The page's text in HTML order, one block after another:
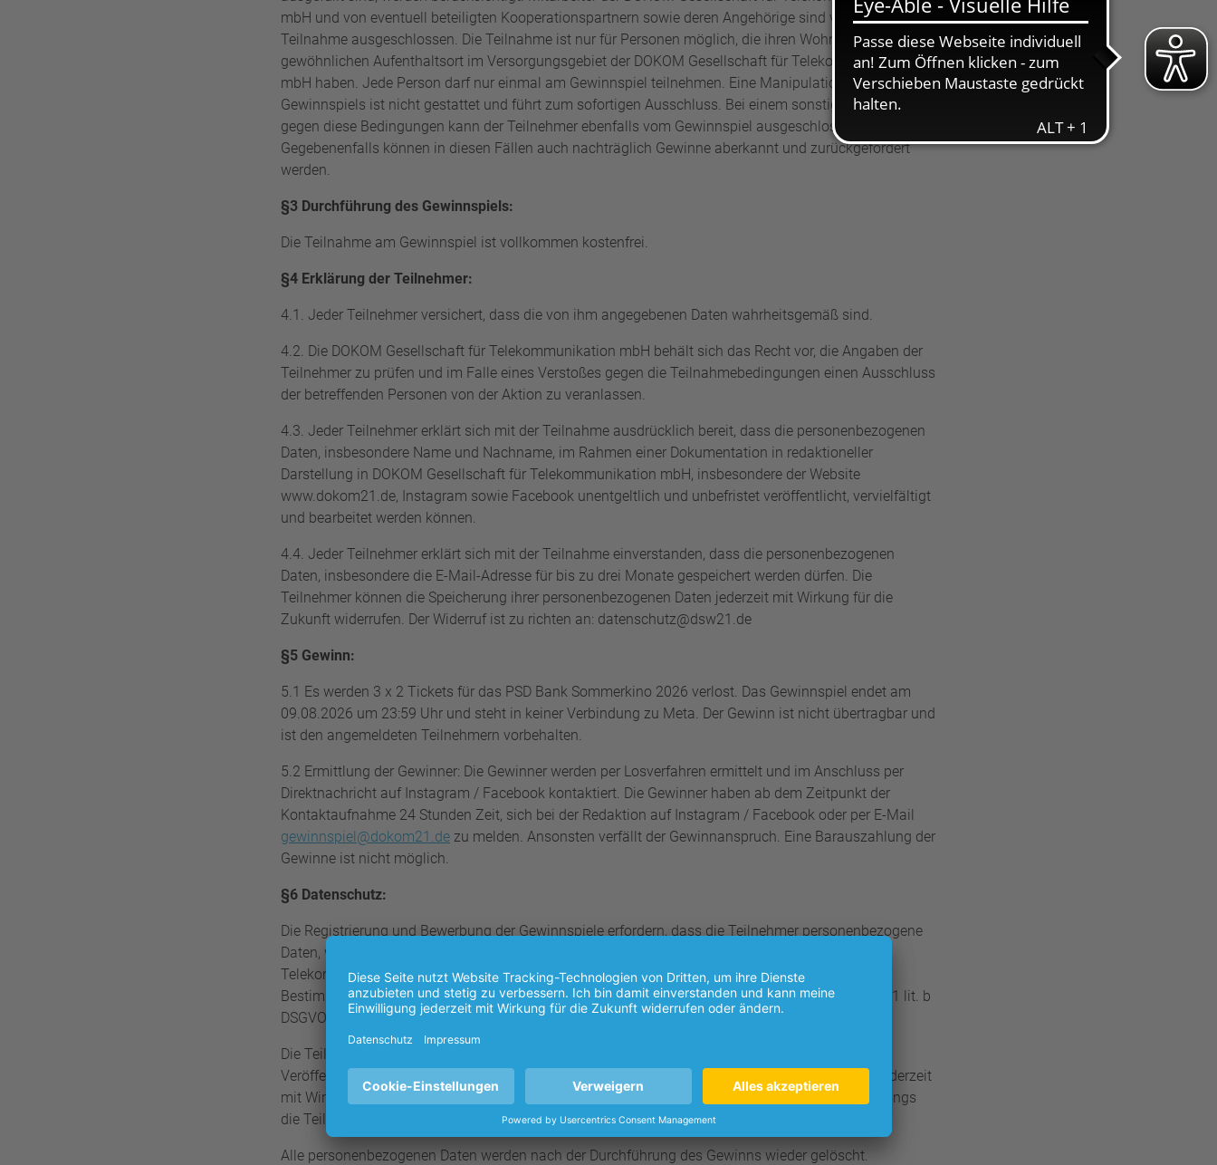
mbH und von eventuell beteiligten Kooperationspartnern sowie deren Angehörige sind von der
Teilnahme ausgeschlossen. Die Teilnahme ist nur für Personen möglich, die ihren Wohnsitz oder
gewöhnlichen Aufenthaltsort im Versorgungsgebiet der DOKOM Gesellschaft für Telekommunikation
mbH haben. Jede Person darf nur einmal am Gewinnspiel teilnehmen. Eine Manipulation des
Gewinnspiels ist nicht gestattet und führt zum sofortigen Ausschluss. Bei einem sonstigen Verstoß
gegen diese Bedingungen kann der Teilnehmer ebenfalls vom Gewinnspiel ausgeschlossen werden.
Gegebenenfalls können in diesen Fällen auch nachträglich Gewinne aberkannt und zurückgefordert
werden.
§3 Durchführung des Gewinnspiels:
Die Teilnahme am Gewinnspiel ist vollkommen kostenfrei.
§4 Erklärung der Teilnehmer:
4.1. Jeder Teilnehmer versichert, dass die von ihm angegebenen Daten wahrheitsgemäß sind.
4.2. Die DOKOM Gesellschaft für Telekommunikation mbH behält sich das Recht vor, die Angaben der
Teilnehmer zu prüfen und im Falle eines Verstoßes gegen die Teilnahmebedingungen einen Ausschluss
der betreffenden Personen von der Aktion zu veranlassen.
4.3. Jeder Teilnehmer erklärt sich mit der Teilnahme ausdrücklich bereit, dass die personenbezogenen
Daten, insbesondere Name und Nachname, im Rahmen einer Dokumentation in redaktioneller
Darstellung in DOKOM Gesellschaft für Telekommunikation mbH, insbesondere der Website
www.dokom21.de, Instagram sowie Facebook unentgeltlich und unbefristet veröffentlicht, vervielfältigt
und bearbeitet werden können.
4.4. Jeder Teilnehmer erklärt sich mit der Teilnahme einverstanden, dass die personenbezogenen
Daten, insbesondere die E-Mail-Adresse für bis zu drei Monate gespeichert werden dürfen. Die
Teilnehmer können die Speicherung ihrer personenbezogenen Daten jederzeit mit Wirkung für die
Zukunft widerrufen. Der Widerruf ist zu richten an: datenschutz@dsw21.de
§5 Gewinn:
5.1 Es werden 3 x 2 Tickets für das PSD Bank Sommerkino 2026 verlost. Das Gewinnspiel endet am
09.08.2026 um 23:59 Uhr und steht in keiner Verbindung zu Meta. Der Gewinn ist nicht übertragbar und
ist den angemeldeten Teilnehmern vorbehalten.
5.2 Ermittlung der Gewinner: Die Gewinner werden per Losverfahren ermittelt und im Anschluss per
Direktnachricht auf Instagram / Facebook kontaktiert. Die Gewinner haben ab dem Zeitpunkt der
Kontaktaufnahme 24 Stunden Zeit, sich bei der Redaktion auf Instagram / Facebook oder per E-Mail
gewinnspiel@dokom21.de zu melden. Ansonsten verfällt der Gewinnanspruch. Eine Barauszahlung der
Gewinne ist nicht möglich.
§6 Datenschutz:
Die Registrierung und Bewerbung der Gewinnspiele erfordern, dass die Teilnehmer personenbezogene
Daten, wie z.B. Vor- und Nachname und die E-Mail-Adresse angeben.
Telekommunikation mbHwerden sämtliche dieser persönlichen Daten gemäß den rechtlichen
Bestimmungen behandeln. Die Rechtmäßigkeit der Datenverarbeitung ergibt sich aus Art. 6 Abs. 1 lit. b
DSGVO.
Die Teilnehmer können die Entfernung der gespeicherten Daten jederzeit verlangen und die zur
Veröffentlichung, Speicherung und Verarbeitung und Nutzung ihrer personenbezogenen Daten jederzeit
mit Wirkung für die Zukunft widerrufen. Bei der gewünschten Entfernung der Daten entfällt allerdings
die Teilnahmeberechtigung für das Losverfahren zum Gewinn.
Alle personenbezogenen Daten werden nach der Durchführung des Gewinns wieder gelöscht.